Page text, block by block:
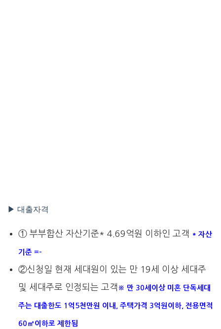
▶ 대출자격
① 부부합산 자산기준* 4.69억원 이하인 고객 * 자산
기준 =-
②신청일 현재 세대원이 있는 만 19세 이상 세대주
및 세대주로 인정되는 고객 ※ 만 30세이상 미혼 단독세대
주는 대출한도 1억5천만원 이내, 주택가격 3억원이하, 전용면적
60㎡이하로 제한됨